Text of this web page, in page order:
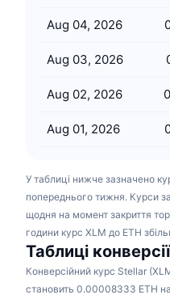
Календар ICO
Календар Подій
Aug 04, 2026
Aug 03, 2026
Aug 02, 2026
Aug 01, 2026
У таблиці нижче зазначено
попереднього тижня. Курси
щодня на момент закриття
години курс XLM до ETH
Таблиці
Конверсійний курс Stellar
становить 0.00008333 ETH